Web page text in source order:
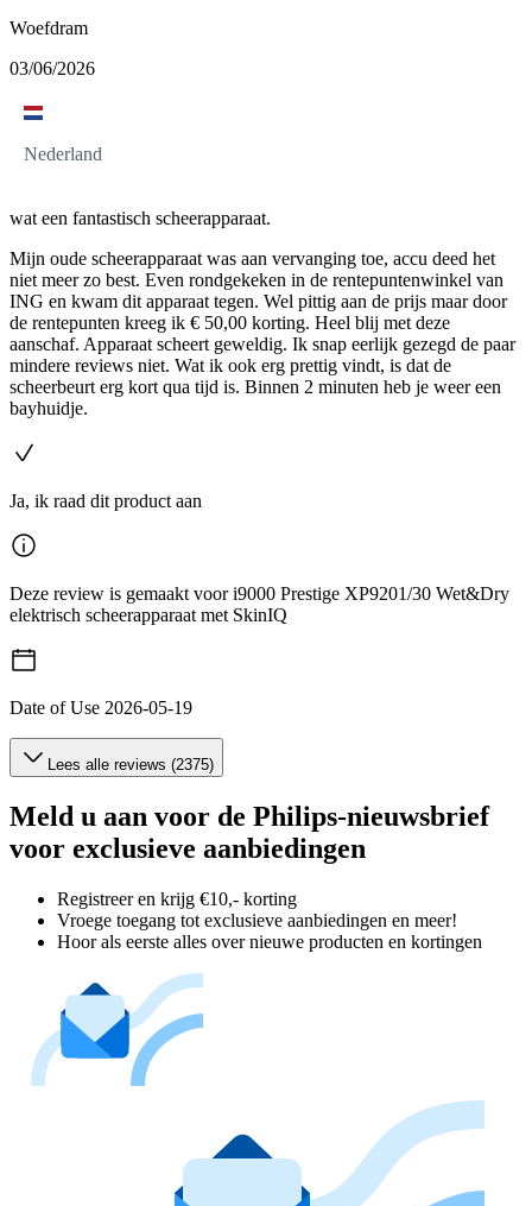
Woefdram
03/06/2026
Nederland
wat een fantastisch scheerapparaat.
Mijn oude scheerapparaat was aan vervanging toe, accu deed het
niet meer zo best. Even rondgekeken in de rentepuntenwinkel van
ING en kwam dit apparaat tegen. Wel pittig aan de prijs maar door
de rentepunten kreeg ik € 50,00 korting. Heel blij met deze
aanschaf. Apparaat scheert geweldig. Ik snap eerlijk gezegd de paar
mindere reviews niet. Wat ik ook erg prettig vindt, is dat de
scheerbeurt erg kort qua tijd is. Binnen 2 minuten heb je weer een
bayhuidje.
Ja, ik raad dit product aan
Deze review is gemaakt voor i9000 Prestige XP9201/30 Wet&Dry
elektrisch scheerapparaat met SkinIQ
Date of Use 2026-05-19
Lees alle reviews (2375)
Meld u aan voor de Philips-nieuwsbrief
voor exclusieve aanbiedingen
Registreer en krijg €10,- korting
Vroege toegang tot exclusieve aanbiedingen en meer!
Hoor als eerste alles over nieuwe producten en kortingen